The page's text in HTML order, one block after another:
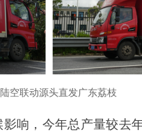
空联动源头直发广东荔枝
响，今年总产量较去